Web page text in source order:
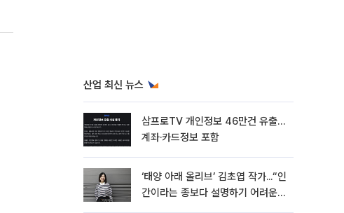
산업 최신 뉴스
삼프로TV 개인정보 46만건 유출…
계좌·카드정보 포함
‘태양 아래 올리브’ 김초엽 작가...“인
간이라는 종보다 설명하기 어려운